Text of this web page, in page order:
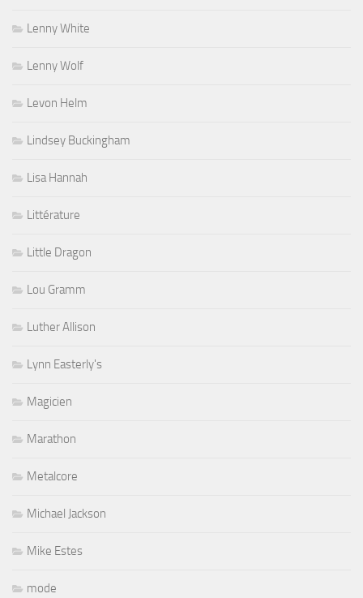
Lenny White
Lenny Wolf
Levon Helm
Lindsey Buckingham
Lisa Hannah
Littérature
Little Dragon
Lou Gramm
Luther Allison
Lynn Easterly's
Magicien
Marathon
Metalcore
Michael Jackson
Mike Estes
mode